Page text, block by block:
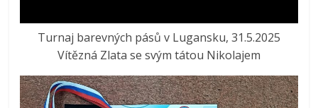
Turnaj barevných pásů v Lugansku, 31.5.2025
Vítězná Zlata se svým tátou Nikolajem